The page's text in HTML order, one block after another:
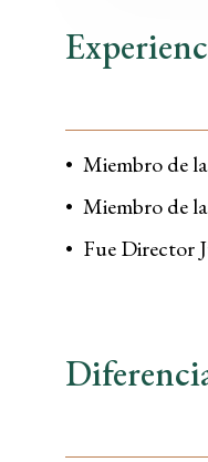
Miembro de
Miembro de
Fue Director